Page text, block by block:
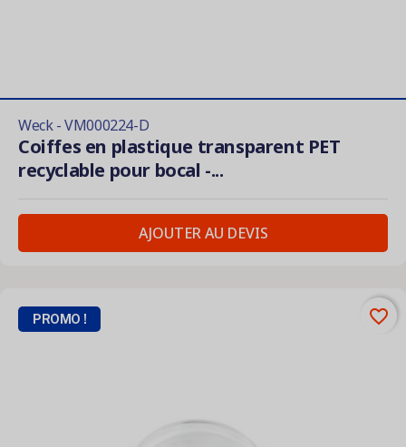
Weck - VM000224-D
Coiffes en plastique transparent PET
recyclable pour bocal -...
AJOUTER AU DEVIS
PROMO ! favorite_border